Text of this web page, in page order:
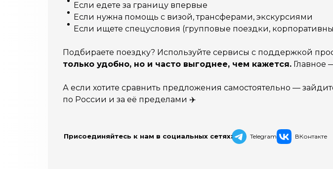
Присоединяйтесь к нам в социальных сетях: Telegram ВКонтакте
Если едете за границу впервые
Если нужна помощь с визой, трансферами, экскурсиями
Если ищете спецусловия (групповые поездки,
Подбираете поездку? Используйте сервисы с поддержкой
только удобно, но и часто выгоднее, чем кажется. Главное
А если хотите сравнить предложения самостоятельно —
по России и за её пределами ✈️